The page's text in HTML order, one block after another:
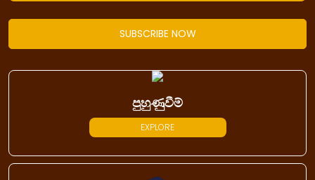
SUBSCRIBE NOW
පුහුණුවීම්
EXPLORE